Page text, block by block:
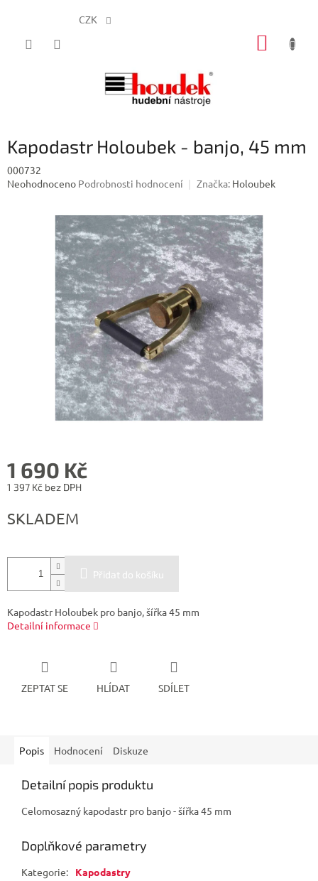
CZK
Kapodastr Holoubek - banjo, 45 mm
000732
Průměrné
Neohodnoceno Podrobnosti hodnocení Značka: Holoubek
1 690 Kč
1 397 Kč bez DPH
cena:
SKLADEM
Přidat do košíku
Kapodastr Holoubek pro banjo, šířka 45 mm
Detailní informace
ZEPTAT SE HLÍDAT SDÍLET
Popis Hodnocení Diskuze
Detailní popis produktu
Celomosazný kapodastr pro banjo - šířka 45 mm
Doplňkové parametry
Kategorie:
Kapodastry